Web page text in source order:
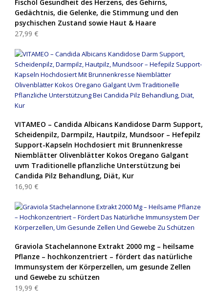
Fischöl Gesundheit des Herzens, des Gehirns,
Gedächtnis, die Gelenke, die Stimmung und den
psychischen Zustand sowie Haut & Haare
27,99 €
VITAMEO – Candida Albicans Kandidose Darm Support,
Scheidenpilz, Darmpilz, Hautpilz, Mundsoor – Hefepilz
Support-Kapseln Hochdosiert mit Brunnenkresse
Niemblätter Olivenblätter Kokos Oregano Galgant
uvm Traditionelle pflanzliche Unterstützung bei
Candida Pilz Behandlung, Diät, Kur
16,90 €
Graviola Stachelannone Extrakt 2000 mg – heilsame
Pflanze – hochkonzentriert – fördert das natürliche
Immunsystem der Körperzellen, um gesunde Zellen
und Gewebe zu schützen
19,99 €